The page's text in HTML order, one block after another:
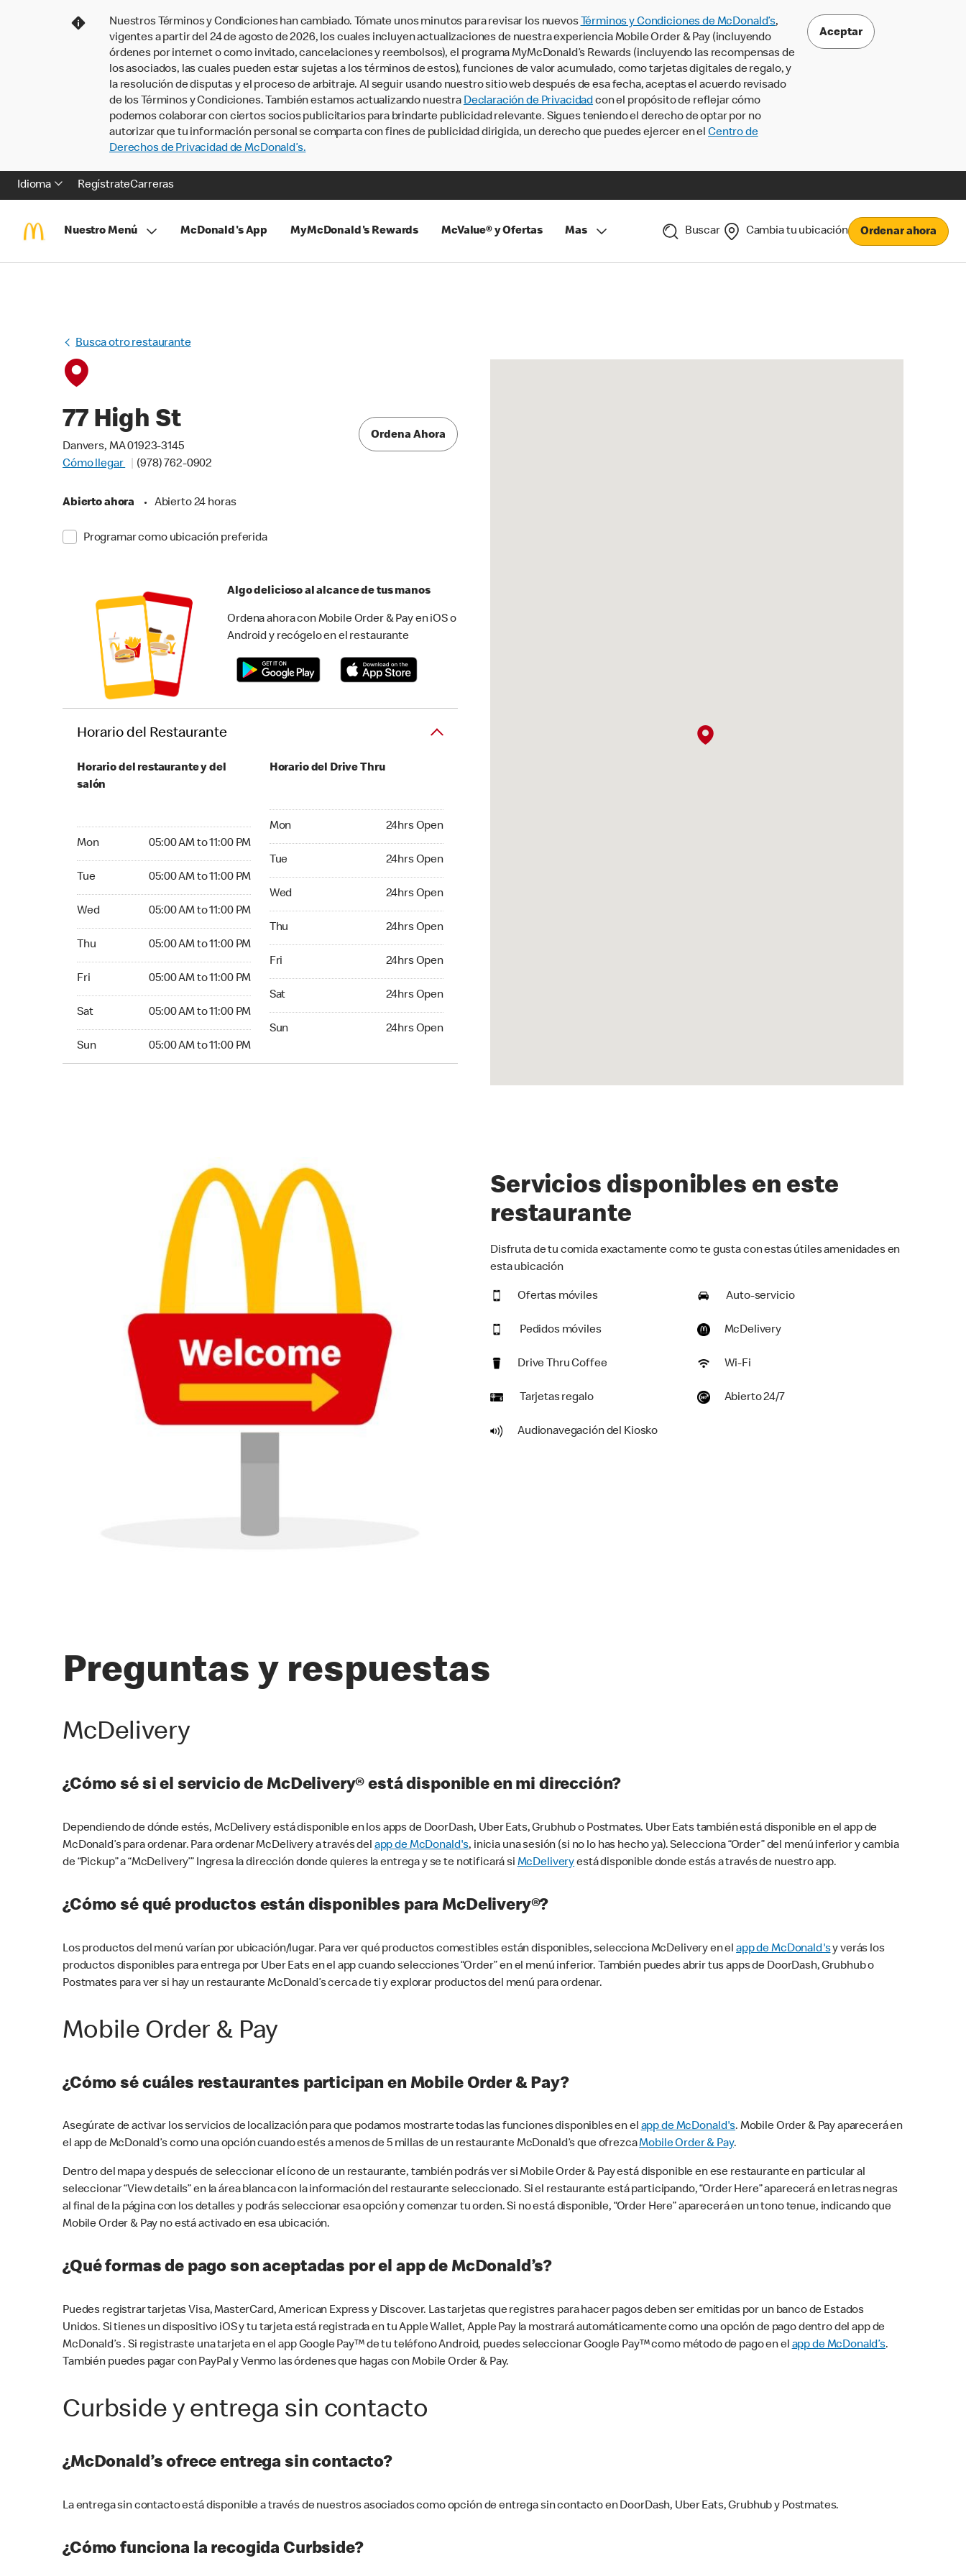
Nuestros Términos y Condiciones han cambiado. Tómate unos minutos para revisar los nuevos Términos y Condiciones de McDonald’s,
vigentes a partir del 24 de agosto de 2026, los cuales incluyen actualizaciones de nuestra experiencia Mobile Order & Pay (incluyendo
órdenes por internet o como invitado, cancelaciones y reembolsos), el programa MyMcDonald’s Rewards (incluyendo las recompensas de
los asociados, las cuales pueden estar sujetas a los términos de estos), funciones de valor acumulado, como tarjetas digitales de regalo, y
la resolución de disputas y el proceso de arbitraje. Al seguir usando nuestro sitio web después de esa fecha, aceptas el acuerdo revisado
de los Términos y Condiciones. También estamos actualizando nuestra Declaración de Privacidadcon el propósito de reflejar cómo
podemos colaborar con ciertos socios publicitarios para brindarte publicidad relevante. Sigues teniendo el derecho de optar por no
autorizar que tu información personal se comparta con fines de publicidad dirigida, un derecho que puedes ejercer en el Centro de
Derechos de Privacidad de McDonald’s.
Aceptar
Idioma RegístrateCarreras
Nuestro Menú McDonald's App MyMcDonald's Rewards McValue® y Ofertas Mas Buscar Cambia tu ubicación Ordenar ahora
Busca otro restaurante
77 High St
Danvers, MA 01923-3145
Cómo llegar
(978) 762-0902
Abierto ahora • Abierto 24 horas
Programar como ubicación preferida
Ordena Ahora
Algo delicioso al alcance de tus manos
Ordena ahora con Mobile Order & Pay en iOS o
Android y recógelo en el restaurante
Horario del Restaurante
Horario del restaurante y del
salón
Mon 05:00 AM to 11:00 PM
Tue 05:00 AM to 11:00 PM
Wed 05:00 AM to 11:00 PM
Thu 05:00 AM to 11:00 PM
Fri 05:00 AM to 11:00 PM
Sat 05:00 AM to 11:00 PM
Sun 05:00 AM to 11:00 PM
Horario del Drive Thru
Mon 24hrs Open
Tue 24hrs Open
Wed 24hrs Open
Thu 24hrs Open
Fri 24hrs Open
Sat 24hrs Open
Sun 24hrs Open
Servicios disponibles en este
restaurante
Disfruta de tu comida exactamente como te gusta con estas útiles amenidades en
esta ubicación
Ofertas móviles Auto-servicio
Pedidos móviles McDelivery
Drive Thru Coffee Wi-Fi
Tarjetas regalo Abierto 24/7
Audionavegación del Kiosko
Preguntas y respuestas
McDelivery
¿Cómo sé si el servicio de McDelivery® está disponible en mi dirección?
Dependiendo de dónde estés, McDelivery está disponible en los apps de DoorDash, Uber Eats, Grubhub o Postmates. Uber Eats también está disponible en el app de
McDonald’s para ordenar. Para ordenar McDelivery a través del app de McDonald's, inicia una sesión (si no lo has hecho ya). Selecciona “Order” del menú inferior y cambia
de “Pickup” a “McDelivery’” Ingresa la dirección donde quieres la entrega y se te notificará si McDeliveryestá disponible donde estás a través de nuestro app.
¿Cómo sé qué productos están disponibles para McDelivery®?
Los productos del menú varían por ubicación/lugar. Para ver qué productos comestibles están disponibles, selecciona McDelivery en elapp de McDonald'sy verás los
productos disponibles para entrega por Uber Eats en el app cuando selecciones “Order” en el menú inferior. También puedes abrir tus apps de DoorDash, Grubhub o
Postmates para ver si hay un restaurante McDonald’s cerca de ti y explorar productos del menú para ordenar.
Mobile Order & Pay
¿Cómo sé cuáles restaurantes participan en Mobile Order & Pay?
Asegúrate de activar los servicios de localización para que podamos mostrarte todas las funciones disponibles en elapp de McDonald's. Mobile Order & Pay aparecerá en
el app de McDonald’s como una opción cuando estés a menos de 5 millas de un restaurante McDonald’s que ofrezcaMobile Order & Pay.
Dentro del mapa y después de seleccionar el ícono de un restaurante, también podrás ver si Mobile Order & Pay está disponible en ese restaurante en particular al
seleccionar “View details” en la área blanca con la información del restaurante seleccionado. Si el restaurante está participando, “Order Here” aparecerá en letras negras
al final de la página con los detalles y podrás seleccionar esa opción y comenzar tu orden. Si no está disponible, “Order Here” aparecerá en un tono tenue, indicando que
Mobile Order & Pay no está activado en esa ubicación.
¿Qué formas de pago son aceptadas por el app de McDonald’s?
Puedes registrar tarjetas Visa, MasterCard, American Express y Discover. Las tarjetas que registres para hacer pagos deben ser emitidas por un banco de Estados
Unidos. Si tienes un dispositivo iOS y tu tarjeta está registrada en tu Apple Wallet, Apple Pay la mostrará automáticamente como una opción de pago dentro del app de
McDonald’s . Si registraste una tarjeta en el app Google Pay™ de tu teléfono Android, puedes seleccionar Google Pay™ como método de pago en elapp de McDonald’s.
También puedes pagar con PayPal y Venmo las órdenes que hagas con Mobile Order & Pay.
Curbside y entrega sin contacto
¿McDonald’s ofrece entrega sin contacto?
La entrega sin contacto está disponible a través de nuestros asociados como opción de entrega sin contacto en DoorDash, Uber Eats, Grubhub y Postmates.
¿Cómo funciona la recogida Curbside?